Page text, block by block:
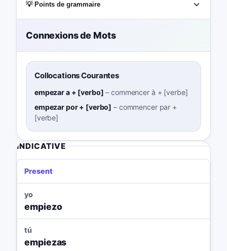
💡 Points de grammaire
Connexions de Mots
Collocations Courantes
empezar a + [verbo] –commencer à + [verbe]
empezar por + [verbo] – commencer par +
[verbe]
INDICATIVE
Present
yo
empiezo
tú
empiezas